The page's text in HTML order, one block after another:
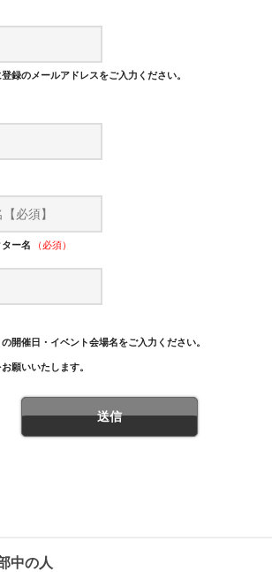
録のメールアドレスをご入力ください。
ー名 （必須）
開催日・イベント会場名をご入力ください。
願いいたします。
中の人